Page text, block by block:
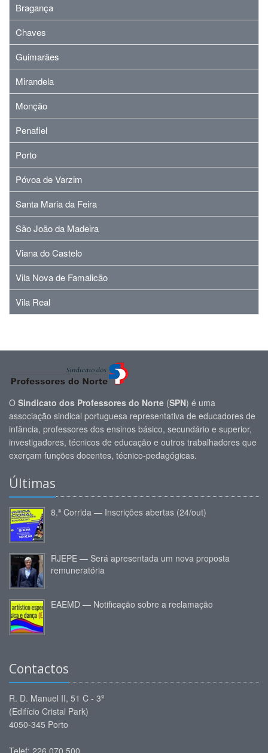
Bragança
Chaves
Guimarães
Mirandela
Monção
Penafiel
Porto
Póvoa de Varzim
Santa Maria da Feira
São João da Madeira
Viana do Castelo
Vila Nova de Famalicão
Vila Real
O Sindicato dos Professores do Norte (SPN) é uma
associação sindical portuguesa representativa de educadores de
infância, professores dos ensinos básico, secundário e superior,
investigadores, técnicos de educação e outros trabalhadores que
exerçam funções docentes, técnico-pedagógicas.
Últimas
8.ª Corrida — Inscrições abertas (24/out)
RJEPE — Será apresentada um nova proposta
remuneratória
EAEMD — Notificação sobre a reclamação
Contactos
R. D. Manuel II, 51 C - 3º
(Edifício Cristal Park)
4050-345 Porto
Telef: 226 070 500